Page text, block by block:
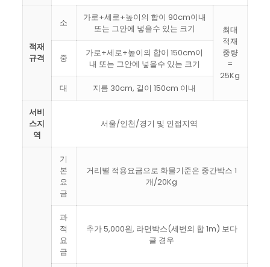
적재
규격
소
가로+세로+높이의 합이 90cm이내
또는 그안에 넣을수 있는 크기
최대
적재
중량
=
25Kg
중
가로+세로+높이의 합이 150cm이
내 또는 그안에 넣을수 있는 크기
대 지름 30cm, 길이 150cm 이내
서비
스지
역
서울/인천/경기 및 인접지역
기
본
요
금
거리별 적용요금으로 화물기준은 중간박스 1
개/20Kg
과
적
요
금
추가 5,000원, 라면박스(세변의 합 1m) 보다
클 경우